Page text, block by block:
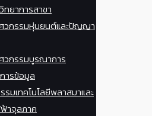
ยาการสาขา
วกรรมหุ่นยนต์และปัญญา
วกรรมบูรณาการ
ารข้อมูล
รมเทคโนโลยีพลาสมาและ
าจุลภาค